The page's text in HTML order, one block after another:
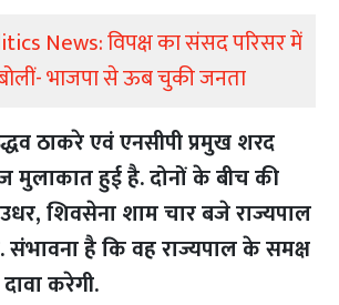
News: विपक्ष का संसद परिसर में
बोलीं- भाजपा से ऊब चुकी जनता
ठाकरे एवं एनसीपी प्रमुख शरद
हुई है. दोनों के बीच की
शिवसेना शाम चार बजे राज्यपाल
संभावना है कि वह राज्यपाल के समक्ष
करेगी.